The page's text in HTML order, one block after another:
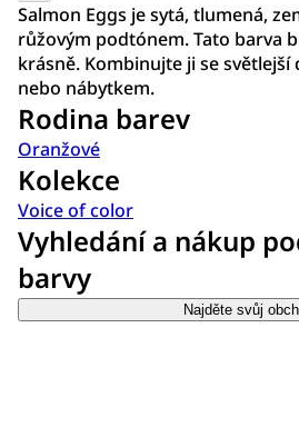
Salmon Eggs je sytá, tlumená,
růžovým podtónem. Tato barva
krásně. Kombinujte ji se
nebo nábytkem.
Rodina barev
Oranžové
Kolekce
Voice of color
Vyhledání a nákup
barvy
Najděte svůj